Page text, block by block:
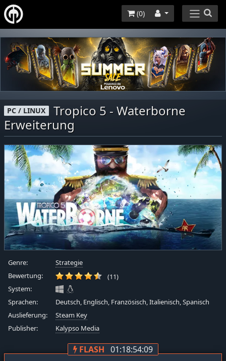
(0)
PC / LINUX
Tropico 5 - Waterborne
Erweiterung
Genre:
Strategie
Bewertung:
(11)
System:
Sprachen:
Deutsch, Englisch, Französisch, Italienisch, Spanisch
Auslieferung:
Steam Key
Publisher:
Kalypso Media
FLASH 01:18:54:08